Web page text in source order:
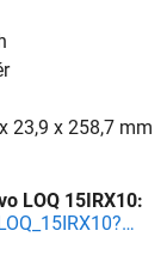
23,9 x 258,7 mm
LOQ 15IRX10:
psref.lenovo.com/Detail/LOQ_15IRX10?M=83JE00UKCK